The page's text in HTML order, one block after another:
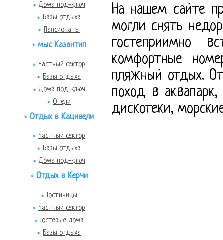
Дома под-ключ
Базы отдыха
Пансионаты
мыс Казантип
Частный сектор
Базы отдыха
Дома под-ключ
Отели
Отдых в Кацивели
Частный сектор
Базы отдыха
Дома под-ключ
Отдых в Керчи
Гостиницы
Частный сектор
Гостевые дома
Базы отдыха
На нашем сайте
могли снять
гостеприимно
комфортные
пляжный отдых.
поход в
дискотеки,